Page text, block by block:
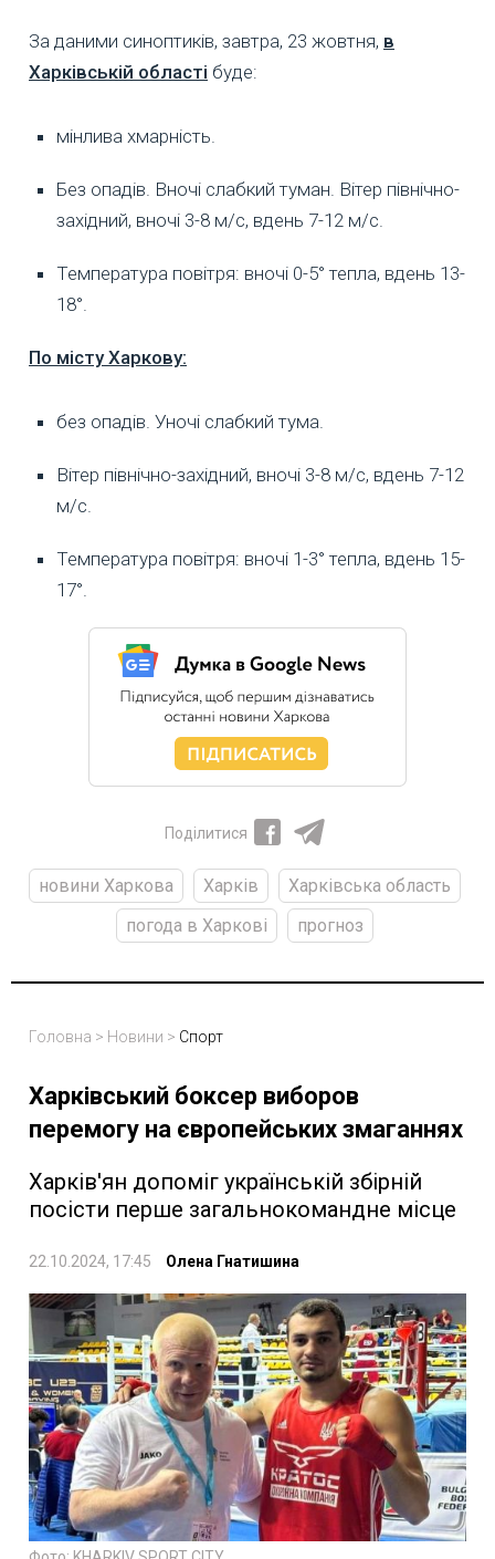
За даними синоптиків, завтра, 23 жовтня, в
Харківській області буде:
мінлива хмарність.
Без опадів. Вночі слабкий туман. Вітер північно-
західний, вночі 3-8 м/с, вдень 7-12 м/с.
Температура повітря: вночі 0-5° тепла, вдень 13-
18°.
По місту Харкову:
без опадів. Уночі слабкий тума.
Вітер північно-західний, вночі 3-8 м/с, вдень 7-12
м/с.
Температура повітря: вночі 1-3° тепла, вдень 15-
17°.
Поділитися
новини Харкова Харків
Харківська область
погода в Харкові
прогноз
Головна > Новини > Спорт
Харківський боксер виборов
перемогу на європейських змаганнях
Харків'ян допоміг українській збірній
посісти перше загальнокомандне місце
22.10.2024, 17:45 Олена Гнатишина